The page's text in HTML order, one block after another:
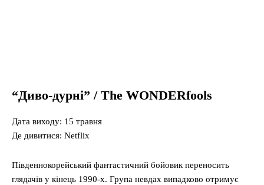
“Диво-дурні” / The WONDERfools
Дата виходу: 15 травня
Де дивитися: Netflix
Південнокорейський фантастичний бойовик переносить
глядачів у кінець 1990-х. Група невдах випадково отримує